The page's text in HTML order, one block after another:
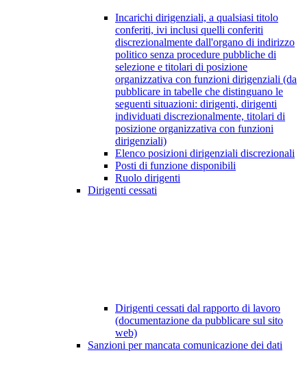
Incarichi dirigenziali, a qualsiasi titolo
conferiti, ivi inclusi quelli conferiti
discrezionalmente dall'organo di indirizzo
politico senza procedure pubbliche di
selezione e titolari di posizione
organizzativa con funzioni dirigenziali (da
pubblicare in tabelle che distinguano le
seguenti situazioni: dirigenti, dirigenti
individuati discrezionalmente, titolari di
posizione organizzativa con funzioni
dirigenziali)
Elenco posizioni dirigenziali discrezionali
Posti di funzione disponibili
Ruolo dirigenti
Dirigenti cessati
Dirigenti cessati dal rapporto di lavoro
(documentazione da pubblicare sul sito
web)
Sanzioni per mancata comunicazione dei dati